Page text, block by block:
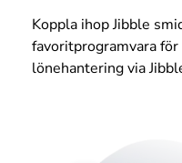
Koppla ihop Jibble
favoritprogramvara
lönehantering via